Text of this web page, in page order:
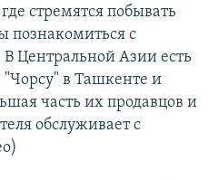
стремятся побывать
познакомиться с
Центральной Азии есть
в Ташкенте и
часть их продавцов и
обслуживает с